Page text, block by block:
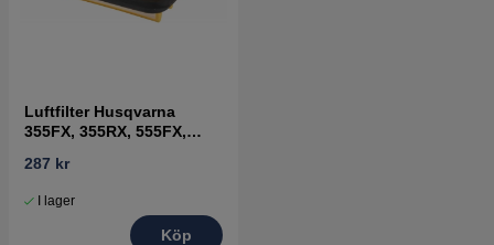
Luftfilter Husqvarna
355FX, 355RX, 555FX,
287 kr
I lager
Köp